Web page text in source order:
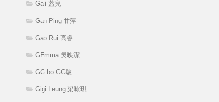
Gali 蓋兒
Gan Ping 甘萍
Gao Rui 高睿
GEmma 吳映潔
GG bo GG啵
Gigi Leung 梁咏琪